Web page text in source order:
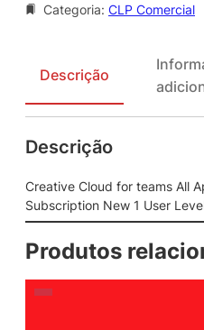
Categoria: CLP Comercial
Descrição
Descrição
Creative Cloud for teams All
Subscription New 1 User
Produtos